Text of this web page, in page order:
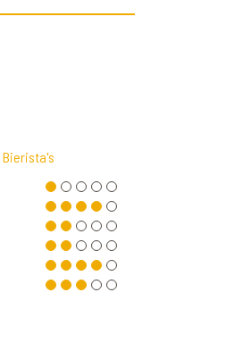
Bierista's